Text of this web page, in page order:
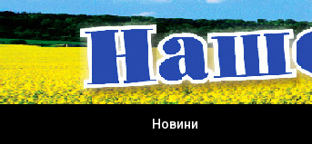
Skip
to
content
Новини